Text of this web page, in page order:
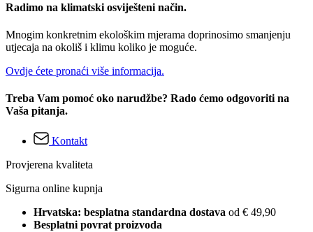
Radimo na klimatski osviješteni način.
Mnogim konkretnim ekološkim mjerama doprinosimo smanjenju
utjecaja na okoliš i klimu koliko je moguće.
Ovdje ćete pronaći više informacija.
Treba Vam pomoć oko narudžbe? Rado ćemo odgovoriti na
Vaša pitanja.
Kontakt
Provjerena kvaliteta
Sigurna online kupnja
Hrvatska: besplatna standardna dostava od € 49,90
Besplatni povrat proizvoda